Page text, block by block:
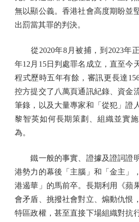
無以顯公義。香港社會高度期盼並
出罰當其罪的判決。
從2020年8月被捕，到2023年正
年12月15日判處罪名成立，直至今
程式歷時五年有餘，審訊更長達
控方提交了八萬頁通訊紀錄、資金
筆錄，以及大量專家和「從犯」證
黎智英如何長期策劃、組織並實
為。
鐵一般的事實、證據及證詞證
港勢力的幕後「主腦」和「金主」
港遏華」的馬前卒。長期利用《蘋
會矛盾、挑撥社會對立、煽動仇恨
特區政權，甚至直接下場組織對抗